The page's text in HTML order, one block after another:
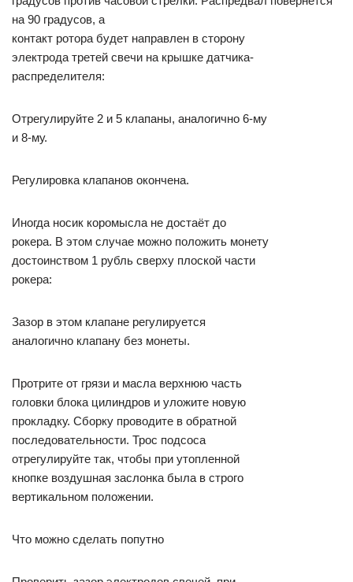
на 90 градусов, а
контакт ротора будет направлен в сторону
электрода третей свечи на крышке датчика-
распределителя:
Отрегулируйте 2 и 5 клапаны, аналогично 6-му
и 8-му.
Регулировка клапанов окончена.
Иногда носик коромысла не достаёт до
рокера. В этом случае можно положить монету
достоинством 1 рубль сверху плоской части
рокера:
Зазор в этом клапане регулируется
аналогично клапану без монеты.
Протрите от грязи и масла верхнюю часть
головки блока цилиндров и уложите новую
прокладку. Сборку проводите в обратной
последовательности. Трос подсоса
отрегулируйте так, чтобы при утопленной
кнопке воздушная заслонка была в строго
вертикальном положении.
Что можно сделать попутно